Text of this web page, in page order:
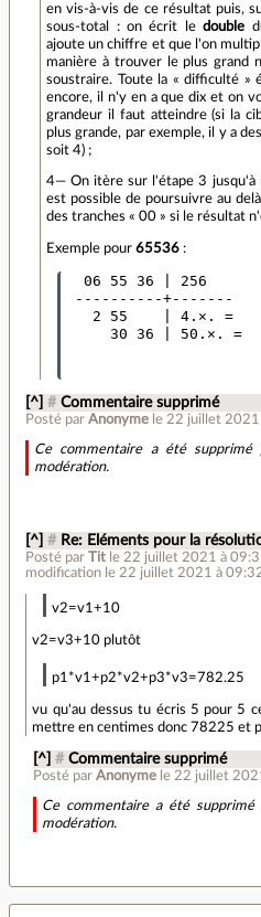
en vis-à-vis de ce résultat puis,
sous-total : on écrit ledouble
ajoute un chiffre et que l'on
manière à trouver le plus grand
soustraire. Toute la « difficulté »
encore, il n'y en a que dix et on
grandeur il faut atteindre (si la
plus grande, par exemple, il y a
soit 4) ;
4— On itère sur l'étape 3 jusqu'à
est possible de poursuivre au
des tranches « 00 » si le résultat
Exemple pour65536 :
06 55 36 | 256
----------+-------
2 55    | 4.×. =
30 36 | 50.×. =
[^] # Commentaire supprimé
Posté parAnonyme le 22 juillet
Ce commentaire a été supprimé
modération.
[^] # Re: Eléments pour la
Posté parTit le 22 juillet 2021 à
modification le 22 juillet 2021 à
v2=v1+10
v2=v3+10 plutôt
p1*v1+p2*v2+p3*v3=782.25
vu qu'au dessus tu écris 5 pour 5
mettre en centimes donc 78225 et
[^] # Commentaire supprimé
Posté par Anonyme le 22 juillet
Ce commentaire a été supprimé
modération.